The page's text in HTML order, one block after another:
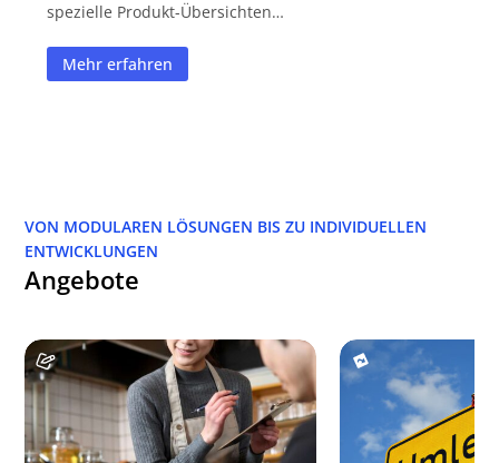
spezielle Produkt-Übersichten…
Mehr erfahren
VON MODULAREN LÖSUNGEN BIS ZU INDIVIDUELLEN
ENTWICKLUNGEN
Angebote